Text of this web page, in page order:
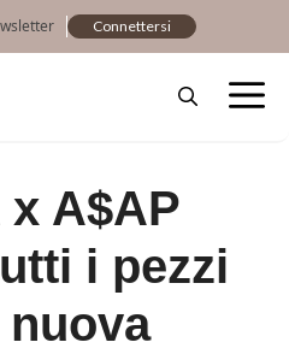
Connettersi
x A$AP
i pezzi